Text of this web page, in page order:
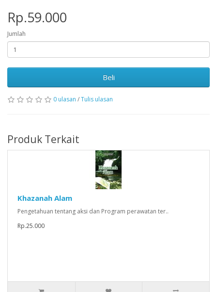
Rp.59.000
Jumlah
Beli
0 ulasan /Tulis ulasan
Produk Terkait
Khazanah Alam
Pengetahuan tentang aksi dan Program perawatan ter..
Rp.25.000